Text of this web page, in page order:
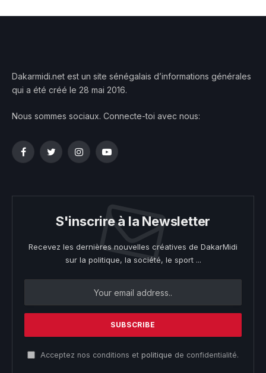
Dakarmidi.net est un site sénégalais d’informations générales
qui a été créé le 28 mai 2016.
Nous sommes sociaux. Connecte-toi avec nous:
FacebookTwitterInstagramYouTube
S'inscrire à la Newsletter
Recevez les dernières nouvelles créatives de DakarMidi
sur la politique, la société, le sport ...
Acceptez nos conditions et politique de confidentialité.